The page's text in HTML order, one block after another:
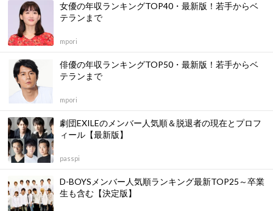
女優の年収ランキングTOP40・最新版！若手からベ
テランまで
mpori
俳優の年収ランキングTOP50・最新版！若手からベ
テランまで
mpori
劇団EXILEのメンバー人気順＆脱退者の現在とプロフ
ィール【最新版】
passpi
D-BOYSメンバー人気順ランキング最新TOP25～卒業
生も含む【決定版】